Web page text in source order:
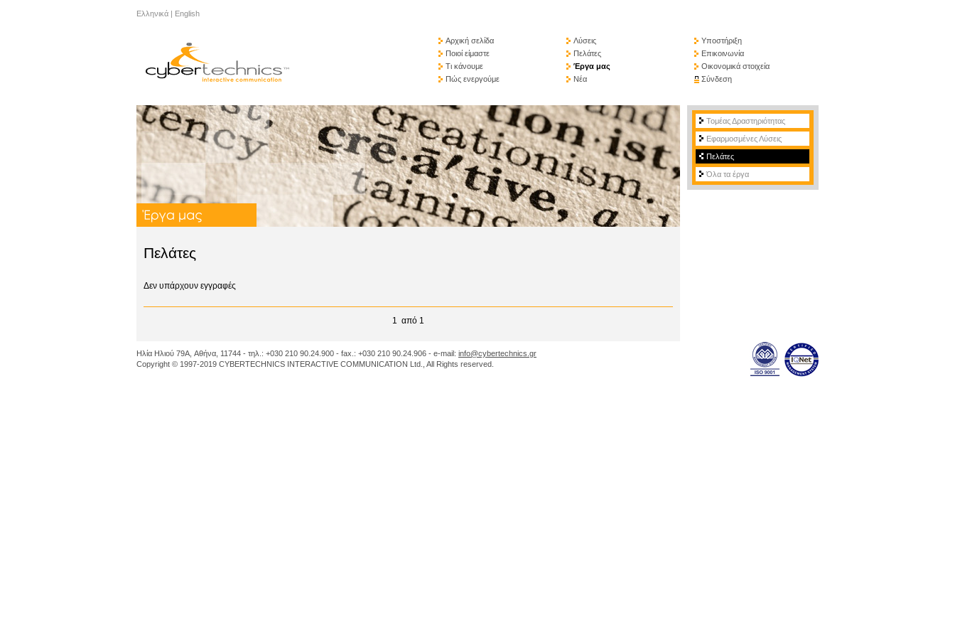
Ελληνικά | English
Αρχική σελίδα
Ποιοί είμαστε
Τι κάνουμε
Πώς ενεργούμε
Λύσεις
Πελάτες
Έργα μας
Νέα
Υποστήριξη
Επικοινωνία
Οικονομικά στοιχεία
Σύνδεση
Πελάτες
Δεν υπάρχουν εγγραφές
1 από 1
Τομέας Δραστηριότητας
Εφαρμοσμένες Λύσεις
Πελάτες
Όλα τα έργα
Ηλία Ηλιού 79A, Αθήνα, 11744 - τηλ.: +030 210 90.24.900 - fax.: +030 210 90.24.906 - e-mail: info@cybertechnics.gr
Copyright © 1997-2019 CYBERTECHNICS INTERACTIVE COMMUNICATION Ltd., All Rights reserved.